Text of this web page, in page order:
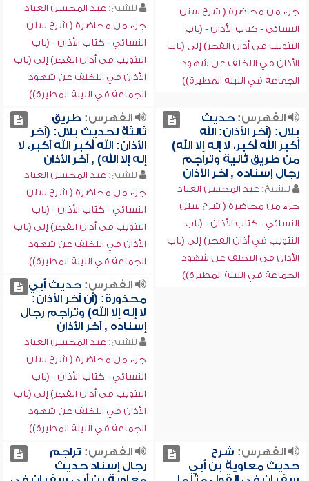
جزء من محاضرة ( شرح سنن
النسائي - كتاب الأذان - (باب
التثويب في أذان الفجر) إلى (باب
الأذان في التخلف عن شهود
الجماعة في الليلة المطيرة))
للشيخ: عبد المحسن العباد
جزء من محاضرة ( شرح سنن
النسائي - كتاب الأذان - (باب
التثويب في أذان الفجر) إلى (باب
الأذان في التخلف عن شهود
الجماعة في الليلة المطيرة))
الفهرس:حديث
بلال: (آخر الأذان: الله
أكبر الله أكبر، لا إله إلا الله)
من طريق ثانية وتراجم
رجال إسناده , آخر الأذان
للشيخ: عبد المحسن العباد
جزء من محاضرة ( شرح سنن
النسائي - كتاب الأذان - (باب
التثويب في أذان الفجر) إلى (باب
الأذان في التخلف عن شهود
الجماعة في الليلة المطيرة))
الفهرس: طريق
ثالثة لحديث بلال: (آخر
الأذان: الله أكبر الله أكبر، لا
إله إلا الله) , آخر الأذان
للشيخ: عبد المحسن العباد
جزء من محاضرة ( شرح سنن
النسائي - كتاب الأذان - (باب
التثويب في أذان الفجر) إلى (باب
الأذان في التخلف عن شهود
الجماعة في الليلة المطيرة))
الفهرس:حديث أبي
محذورة: (أن آخر الأذان:
لا إله إلا الله) وتراجم رجال
إسناده , آخر الأذان
للشيخ: عبد المحسن العباد
جزء من محاضرة ( شرح سنن
النسائي - كتاب الأذان - (باب
التثويب في أذان الفجر) إلى (باب
الأذان في التخلف عن شهود
الجماعة في الليلة المطيرة))
الفهرس: شرح
حديث معاوية بن أبي
الفهرس: تراجم
رجال إسناد حديث